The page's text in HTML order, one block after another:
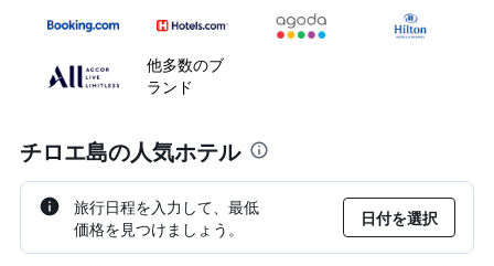
他多数のブ
ランド
チロエ島の人気ホテル
旅行日程を入力して、最低
価格を見つけましょう。
日付を選択